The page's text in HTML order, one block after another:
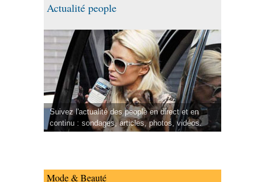
Actualité people
Suivez l'actualité des people en direct et en
continu : sondages, articles, photos, vidéos.
Mode & Beauté